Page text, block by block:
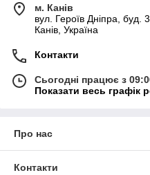
м. Канів
вул. Героїв Дніпра, буд.
Канів, Україна
Контакти
Сьогодні працює з
Показати весь графік
Про нас
Контакти